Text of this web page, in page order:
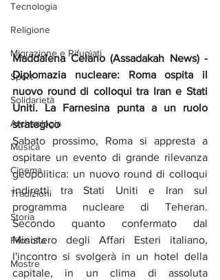
Tecnologia
Religione
Migrazione e Rifugiati
Sport
Solidarietà
Archeologia
Musica
Cinema
Tradizioni
Storia
Filosofia
Mostre
Maddalena Celano (Assadakah News) -
Diplomazia nucleare: Roma ospita il
nuovo round di colloqui tra Iran e Stati
Uniti. La Farnesina punta a un ruolo
strategico
Sabato prossimo, Roma si appresta a
ospitare un evento di grande rilevanza
geopolitica: un nuovo round di colloqui
indiretti tra Stati Uniti e Iran sul
programma nucleare di Teheran.
Secondo quanto confermato dal
Ministero degli Affari Esteri italiano,
l'incontro si svolgerà in un hotel della
capitale, in un clima di assoluta